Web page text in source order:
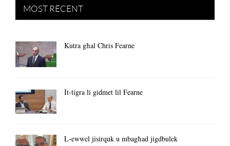
MOST RECENT
Kutra għal Chris Fearne
It-tigra li gidmet lil Fearne
L-ewwel jisirquk u mbagħad jigdbulek